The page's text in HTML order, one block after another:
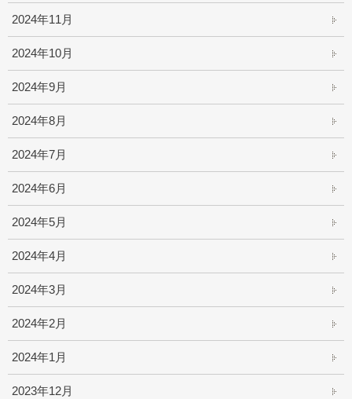
2024年11月
2024年10月
2024年9月
2024年8月
2024年7月
2024年6月
2024年5月
2024年4月
2024年3月
2024年2月
2024年1月
2023年12月